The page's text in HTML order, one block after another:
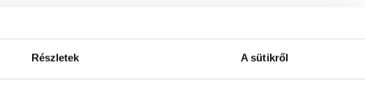
Részletek A sütikről